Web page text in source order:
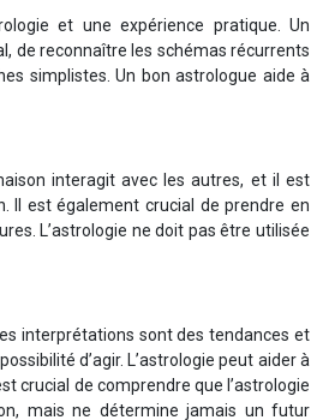
et une expérience pratique. Un
de reconnaître les schémas récurrents
simplistes. Un bon astrologue aide à
interagit avec les autres, et il est
Il est également crucial de prendre en
L’astrologie ne doit pas être utilisée
interprétations sont des tendances et
d’agir. L’astrologie peut aider à
crucial de comprendre que l’astrologie
mais ne détermine jamais un futur